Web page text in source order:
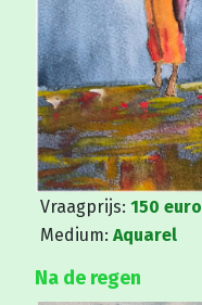
Vraagprijs: 150 euro
Medium: Aquarel
Na de regen